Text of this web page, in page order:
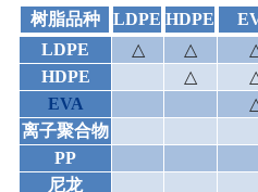
树脂品种
LDPE HDPE
LDPE
△ △
HDPE
△
EVA
离子聚合物
PP
尼龙